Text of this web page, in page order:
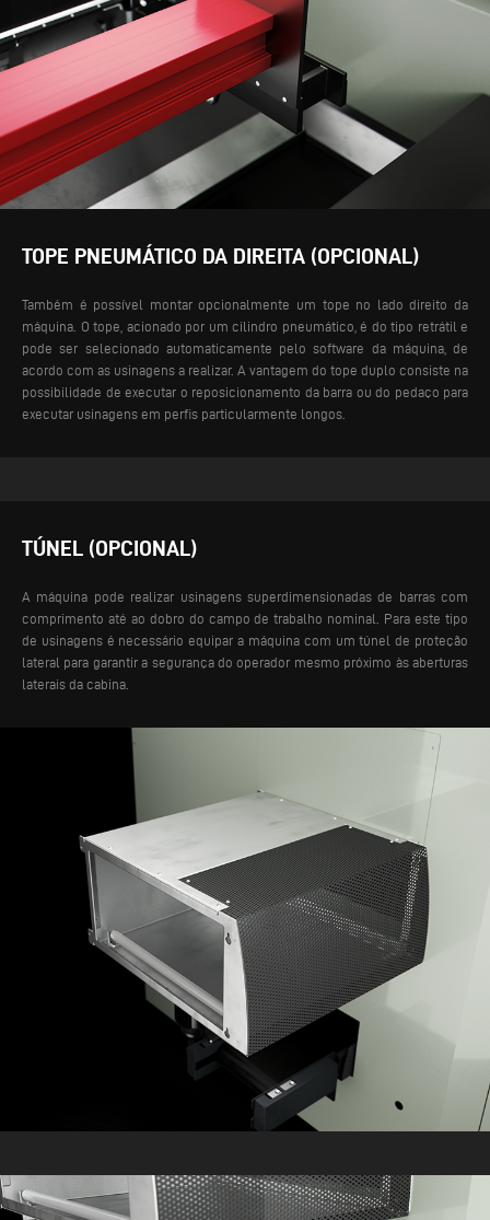
TOPE PNEUMÁTICO DA DIREITA (OPCIONAL)
Também é possível montar opcionalmente um tope no lado direito da
máquina. O tope, acionado por um cilindro pneumático, é do tipo retrátil e
pode ser selecionado automaticamente pelo software da máquina, de
acordo com as usinagens a realizar. A vantagem do tope duplo consiste na
possibilidade de executar o reposicionamento da barra ou do pedaço para
executar usinagens em perfis particularmente longos.
TÚNEL (OPCIONAL)
A máquina pode realizar usinagens superdimensionadas de barras com
comprimento até ao dobro do campo de trabalho nominal. Para este tipo
de usinagens é necessário equipar a máquina com um túnel de proteção
lateral para garantir a segurança do operador mesmo próximo às aberturas
laterais da cabina.